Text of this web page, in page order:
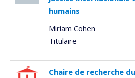
humains
Miriam Cohen
Titulaire
Chaire de recherche